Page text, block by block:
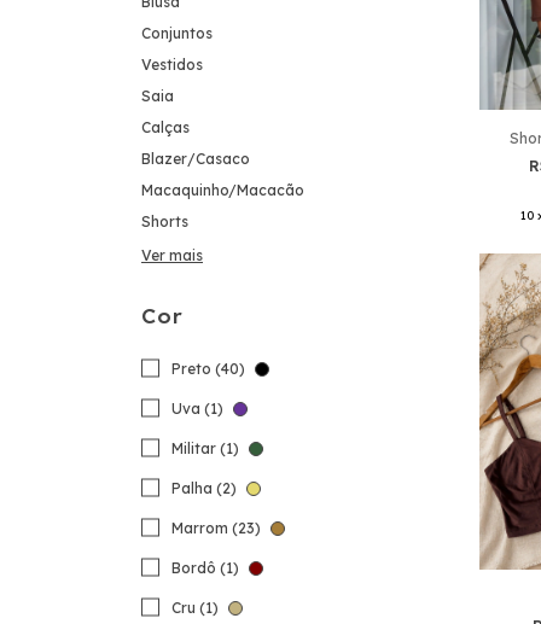
Conjuntos
Vestidos
Saia
Calças
Blazer/Casaco
Macaquinho/Macacão
Shorts
Ver mais
Cor
Preto (40)
Uva (1)
Militar (1)
Palha (2)
Marrom (23)
Bordô (1)
Cru (1)
10